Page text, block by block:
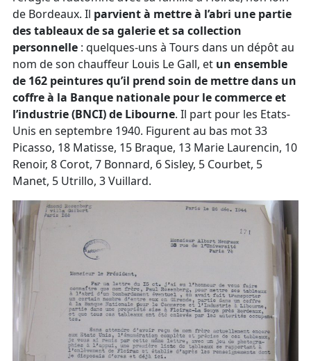
de Bordeaux. Il parvient à mettre à l’abri une partie
des tableaux de sa galerie et sa collection
personnelle : quelques-uns à Tours dans un dépôt au
nom de son chauffeur Louis Le Gall, et un ensemble
de 162 peintures qu’il prend soin de mettre dans un
coffre à la Banque nationale pour le commerce et
l’industrie (BNCI) de Libourne. Il part pour les Etats-
Unis en septembre 1940. Figurent au bas mot 33
Picasso, 18 Matisse, 15 Braque, 13 Marie Laurencin, 10
Renoir, 8 Corot, 7 Bonnard, 6 Sisley, 5 Courbet, 5
Manet, 5 Utrillo, 3 Vuillard.